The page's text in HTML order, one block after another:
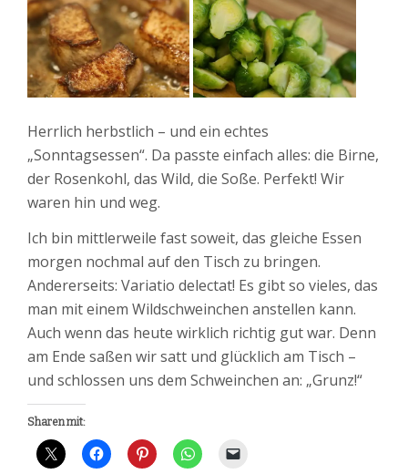
Herrlich herbstlich – und ein echtes
„Sonntagsessen“. Da passte einfach alles: die Birne,
der Rosenkohl, das Wild, die Soße. Perfekt! Wir
waren hin und weg.
Ich bin mittlerweile fast soweit, das gleiche Essen
morgen nochmal auf den Tisch zu bringen.
Andererseits: Variatio delectat! Es gibt so vieles, das
man mit einem Wildschweinchen anstellen kann.
Auch wenn das heute wirklich richtig gut war. Denn
am Ende saßen wir satt und glücklich am Tisch –
und schlossen uns dem Schweinchen an: „Grunz!“
Sharen mit: